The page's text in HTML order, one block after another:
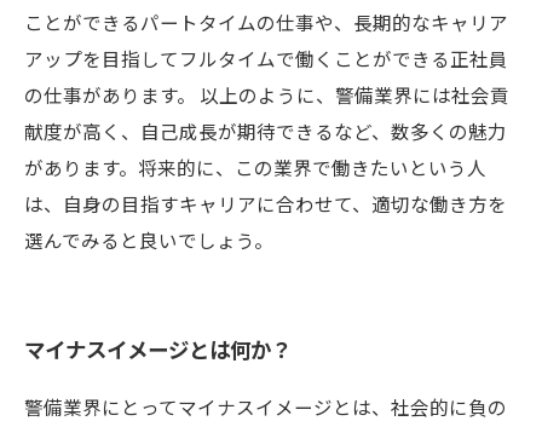
ことができるパートタイムの仕事や、長期的なキャリア
アップを目指してフルタイムで働くことができる正社員
の仕事があります。 以上のように、警備業界には社会貢
献度が高く、自己成長が期待できるなど、数多くの魅力
があります。将来的に、この業界で働きたいという人
は、自身の目指すキャリアに合わせて、適切な働き方を
選んでみると良いでしょう。
マイナスイメージとは何か？
警備業界にとってマイナスイメージとは、社会的に負の